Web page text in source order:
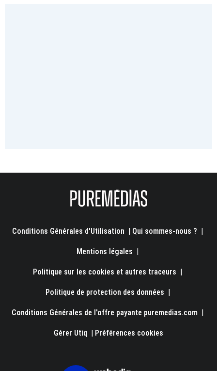
Conditions Générales d'Utilisation | Qui sommes-nous ? |
Mentions légales |
Politique sur les cookies et autres traceurs |
Politique de protection des données |
Conditions Générales de l'offre payante puremedias.com |
Gérer Utiq | Préférences cookies